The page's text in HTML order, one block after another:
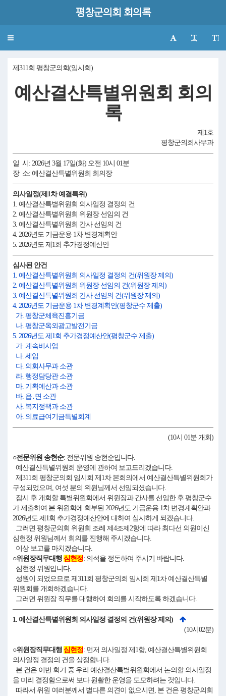
평창군의회 회의록
Toggle
제311회 평창군의회(임시회)
예산결산특별위원회 회의
록
제1호
평창군의회사무과
일 시: 2026년 3월 17일(화) 오전 10시 01분
장 소: 예산결산특별위원회 회의장
의사일정(제1차 예결특위)
1. 예산결산특별위원회 의사일정 결정의 건
2. 예산결산특별위원회 위원장 선임의 건
3. 예산결산특별위원회 간사 선임의 건
4. 2026년도 기금운용 1차 변경계획안
5. 2026년도 제1회 추가경정예산안
심사된 안건
1. 예산결산특별위원회 의사일정 결정의 건(위원장 제의)
2. 예산결산특별위원회 위원장 선임의 건(위원장 제의)
3. 예산결산특별위원회 간사 선임의 건(위원장 제의)
4. 2026년도 기금운용 1차 변경계획안(평창군수 제출)
가. 평창군체육진흥기금
나. 평창군옥외광고발전기금
5. 2026년도 제1회 추가경정예산안(평창군수 제출)
가. 계속비사업
나. 세입
다. 의회사무과 소관
라. 행정담당관 소관
마. 기획예산과 소관
바. 읍․면 소관
사. 복지정책과 소관
아. 의료급여기금특별회계
(10시 01분 개회)
○전문위원 송현순: 전문위원 송현순입니다.
예산결산특별위원회 운영에 관하여 보고드리겠습니다.
제311회 평창군의회 임시회 제1차 본회의에서 예산결산특별위원회가
구성되었으며, 여섯 분의 위원님께서 선임되셨습니다.
잠시 후 개회할 특별위원회에서 위원장과 간사를 선임한 후 평창군수
가 제출하여 본 위원회에 회부된 2026년도 기금운용 1차 변경계획안과
2026년도 제1회 추가경정예산안에 대하여 심사하게 되겠습니다.
그러면 평창군의회 위원회 조례 제4조제2항에 따라 최다선 의원이신
심현정 위원님께서 회의를 진행해 주시겠습니다.
이상 보고를 마치겠습니다.
○위원장직무대행 심현정: 의석을 정돈하여 주시기 바랍니다.
심현정 위원입니다.
성원이 되었으므로 제311회 평창군의회 임시회 제1차 예산결산특별
위원회를 개회하겠습니다.
그러면 위원장 직무를 대행하여 회의를 시작하도록 하겠습니다.
1. 예산결산특별위원회 의사일정 결정의 건(위원장 제의)
(10시02분)
○위원장직무대행 심현정: 먼저 의사일정 제1항, 예산결산특별위원회
의사일정 결정의 건을 상정합니다.
본 건은 이번 회기 중 우리 예산결산특별위원회에서 논의할 의사일정
을 미리 결정함으로써 보다 원활한 운영을 도모하려는 것입니다.
따라서 위원 여러분께서 별다른 의견이 없으시면, 본 건은 평창군의회